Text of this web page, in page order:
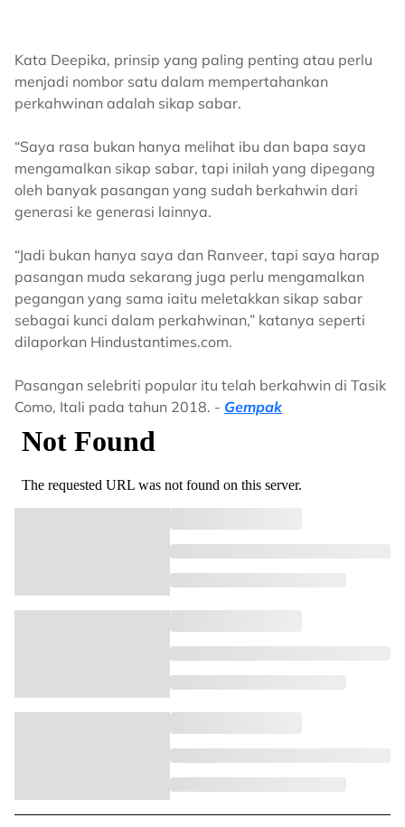
Kata Deepika, prinsip yang paling penting atau perlu
menjadi nombor satu dalam mempertahankan
perkahwinan adalah sikap sabar.
“Saya rasa bukan hanya melihat ibu dan bapa saya
mengamalkan sikap sabar, tapi inilah yang dipegang
oleh banyak pasangan yang sudah berkahwin dari
generasi ke generasi lainnya.
“Jadi bukan hanya saya dan Ranveer, tapi saya harap
pasangan muda sekarang juga perlu mengamalkan
pegangan yang sama iaitu meletakkan sikap sabar
sebagai kunci dalam perkahwinan,” katanya seperti
dilaporkan Hindustantimes.com.
Pasangan selebriti popular itu telah berkahwin di Tasik
Como, Itali pada tahun 2018. - Gempak